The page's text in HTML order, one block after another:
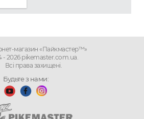
магазин «Пайкмастер™»
- 2026 pikemaster.com.ua.
Всі права захищені.
Будьте з нами: